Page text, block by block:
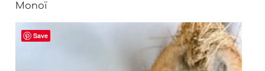
Monoï
Save